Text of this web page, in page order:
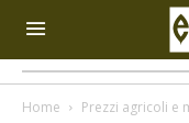
Home Prezzi agricoli e